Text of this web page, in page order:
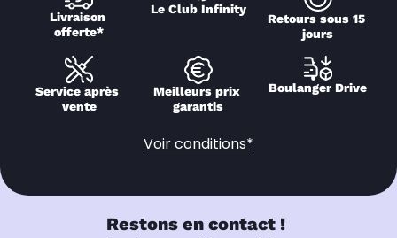
Livraison
offerte*
Le Club Infinity
Retours sous 15
jours
Service après
vente
Meilleurs prix
garantis
Boulanger Drive
Voir conditions*
Restons en contact !